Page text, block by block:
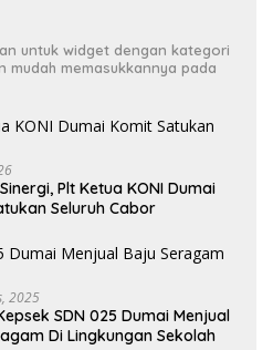
untuk widget dengan kategori
memasukkannya pada
Plt Ketua KONI Dumai
Seluruh Cabor
2025
SDN 025 Dumai Menjual
Di Lingkungan Sekolah